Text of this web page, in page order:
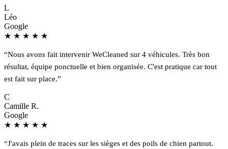
L
Léo
Google
★ ★ ★ ★ ★
“Nous avons fait intervenir WeCleaned sur 4 véhicules. Très bon
résultat, équipe ponctuelle et bien organisée. C'est pratique car tout
est fait sur place.”
C
Camille R.
Google
★ ★ ★ ★ ★
“J'avais plein de traces sur les sièges et des poils de chien partout.